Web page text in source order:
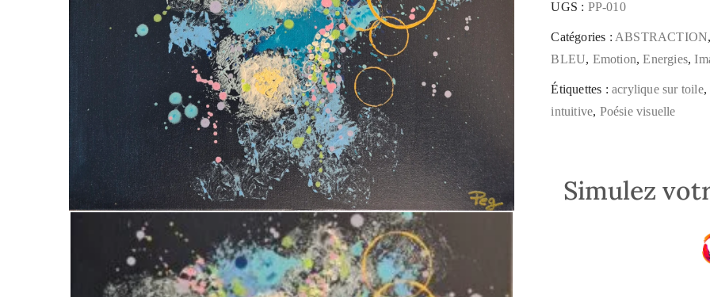
UGS : PP-010
Catégories : ABSTRACTION,
BLEU, Emotion,Energies,
Étiquettes :acrylique sur toile,
intuitive, Poésie visuelle
Simulez